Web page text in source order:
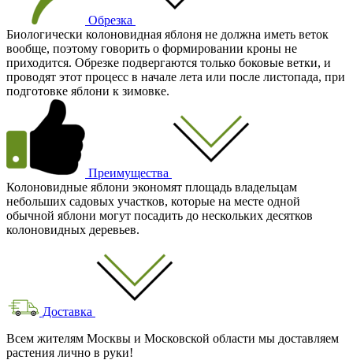
Обрезка
Биологически колоновидная яблоня не должна иметь веток
вообще, поэтому говорить о формировании кроны не
приходится. Обрезке подвергаются только боковые ветки, и
проводят этот процесс в начале лета или после листопада, при
подготовке яблони к зимовке.
Преимущества
Колоновидные яблони экономят площадь владельцам
небольших садовых участков, которые на месте одной
обычной яблони могут посадить до нескольких десятков
колоновидных деревьев.
Доставка
Всем жителям Москвы и Московской области мы доставляем
растения лично в руки!